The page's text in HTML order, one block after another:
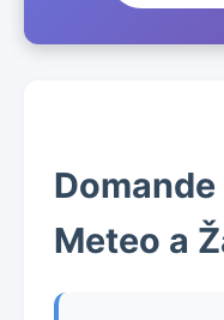
Meteo a